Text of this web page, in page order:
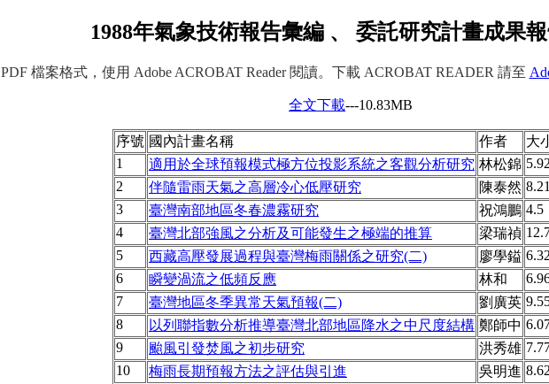
1988年氣象技術報告彙編 、 委託研究計畫成果
PDF 檔案格式，使用 Adobe ACROBAT Reader 閱讀。下載 ACROBAT READER 請至
全文下載---10.83MB
序號 國內計畫名稱 作者
大
1
適用於全球預報模式極方位投影系統之客觀分析研究 林松錦 5.92
2
伴隨雷雨天氣之高層冷心低壓研究 陳泰然 8.21
3
臺灣南部地區冬春濃霧研究 祝鴻鵬 4.5
4
臺灣北部強風之分析及可能發生之極端的推算 梁瑞禎
5
西藏高壓發展過程與臺灣梅雨關係之研究(二) 廖學鎰 6.32
6
瞬變渦流之低頻反應 林和
7
臺灣地區冬季異常天氣預報(二) 劉廣英
8
以列聯指數分析推導臺灣北部地區降水之中尺度結構 鄭師中
9
颱風引發焚風之初步研究 洪秀雄
10
梅雨長期預報方法之評估與引進 吳明進 8.62